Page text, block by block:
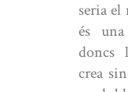
seria el
és
doncs
crea